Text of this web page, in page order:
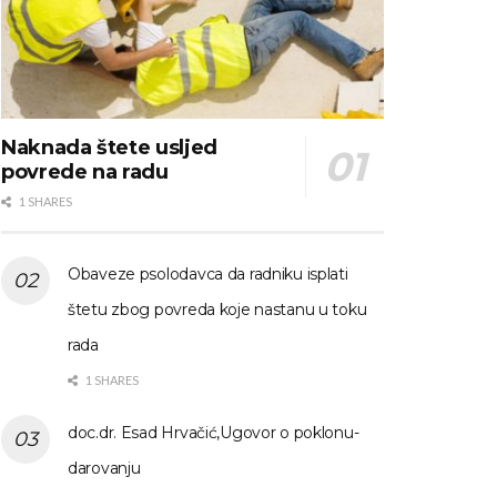
Naknada štete usljed
povrede na radu
1 SHARES
Obaveze psolodavca da radniku isplati
štetu zbog povreda koje nastanu u toku
rada
1 SHARES
doc.dr. Esad Hrvačić,Ugovor o poklonu-
darovanju